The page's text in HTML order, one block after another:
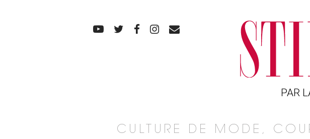
PAR
CULTURE DE MODE,